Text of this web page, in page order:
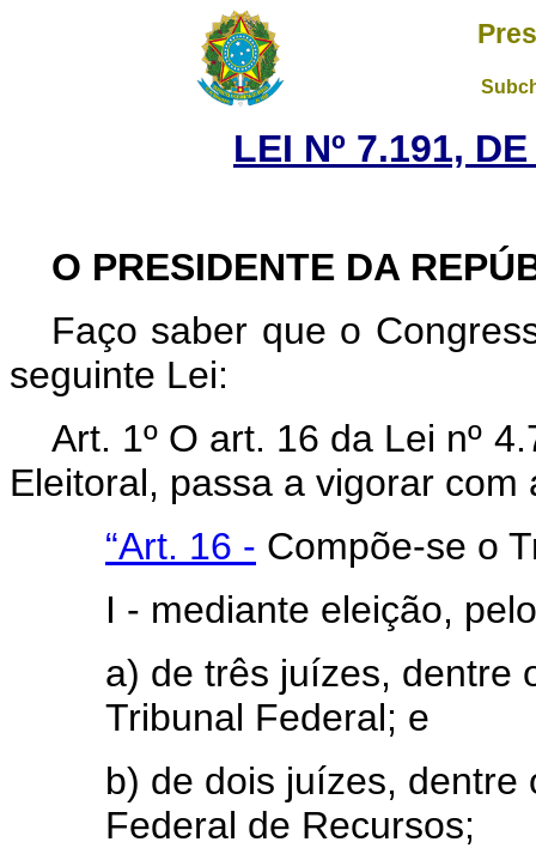
LEI Nº 7.191,
O PRESIDENTE DA
Faço saber que o
seguinte Lei:
Art. 1º O art. 16 da Lei nº
Eleitoral, passa a vigorar com
“Art. 16 - Compõe-se o
I - mediante eleição,
a) de três juízes, dentre
Tribunal Federal; e
b) de dois juízes, dentre
Federal de Recursos;